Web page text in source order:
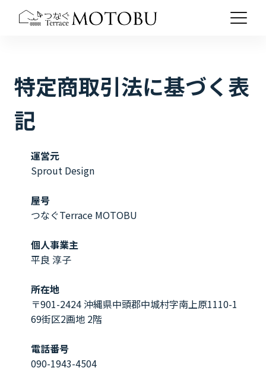
特定商取引法に基づく表
記
運営元
Sprout Design
屋号
つなぐTerrace MOTOBU
個人事業主
平良 淳子
所在地
〒901-2424 沖縄県中頭郡中城村字南上原1110-1
69街区2画地 2階
電話番号
090-1943-4504